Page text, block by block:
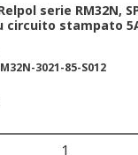
serie RM32N,
circuito stampato
3021-85-S012